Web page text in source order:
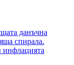
данъчна
спирала.
инфлацията